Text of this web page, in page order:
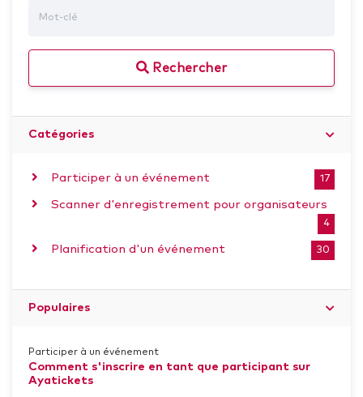
Rechercher
Catégories
Participer à un événement 17
Scanner d'enregistrement pour organisateurs
4
Planification d'un événement 30
Populaires
Participer à un événement
Comment s'inscrire en tant que participant sur
Ayatickets